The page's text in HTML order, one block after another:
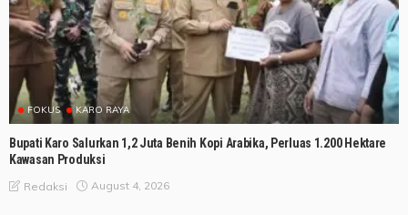
FOKUS KARO RAYA
Bupati Karo Salurkan 1,2 Juta Benih Kopi Arabika, Perluas 1.200 Hektare
Kawasan Produksi
Redaksi August 4, 2026